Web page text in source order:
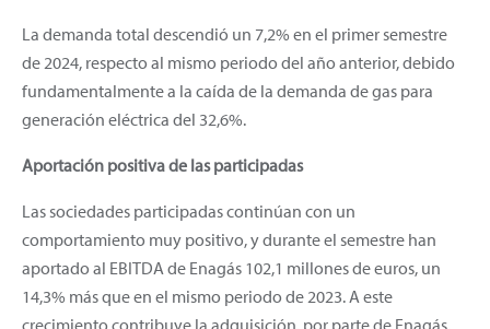
La demanda total descendió un 7,2% en el primer semestre
de 2024, respecto al mismo periodo del año anterior, debido
fundamentalmente a la caída de la demanda de gas para
generación eléctrica del 32,6%.
Aportación positiva de las participadas
Las sociedades participadas continúan con un
comportamiento muy positivo, y durante el semestre han
aportado al EBITDA de Enagás 102,1 millones de euros, un
14,3% más que en el mismo periodo de 2023. A este
crecimiento contribuye la adquisición, por parte de Enagás,